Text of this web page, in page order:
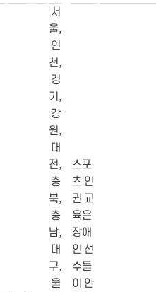
서
울,
인
천,
경
기,
강
원,
대
전,
충
북,
충
남,
대
구,
울
스포
츠 인
권 교
육은
장애
인 선
수들
이 안